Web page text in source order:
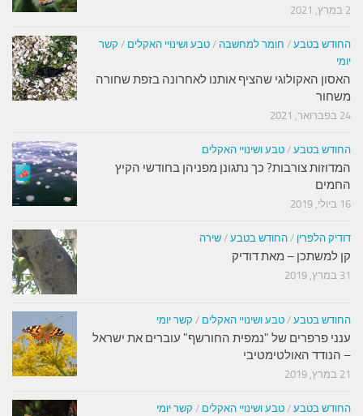
2 במרץ, 2021
החודש בטבע / חומר למחשבה / טבע ושינויי האקלים / קשר
יומי
האסון האקולוגי שהציף אותנו לאחרונה בזפת שחורה
משחור
24 בפברואר, 2021
החודש בטבע / טבע ושינויי האקלים
המדוזות צורבות? כך נתגונן מפניהן בחודשי הקיץ
החמים
16 ביולי, 2019
דודיק הלפרין / החודש בטבע / שירה
קן למשתכן – מאת דודיק
31 במרץ, 2019
החודש בטבע / טבע ושינויי האקלים / קשר יומי
ענני פרפרים של "נמפית החורשף" עוברים את ישראל
– הנודד האולטימטיבי
21 במרץ, 2019
החודש בטבע / טבע ושינויי האקלים / קשר יומי